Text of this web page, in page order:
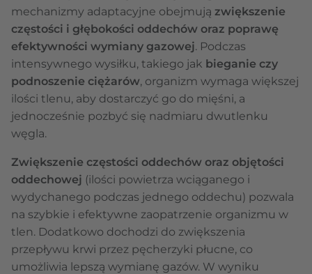
mechanizmy adaptacyjne obejmują zwiększenie
częstości i głębokości oddechów oraz poprawę
efektywności wymiany gazowej. Podczas
intensywnego wysiłku, takiego jak bieganie czy
podnoszenie ciężarów, organizm wymaga większej
ilości tlenu, aby dostarczyć go do mięśni, a
jednocześnie pozbyć się nadmiaru dwutlenku
węgla.
Zwiększenie częstości oddechów oraz objętości
oddechowej (ilości powietrza wciąganego i
wydychanego podczas jednego oddechu) pozwala
na szybkie i efektywne zaopatrzenie organizmu w
tlen. Dodatkowo dochodzi do zwiększenia
przepływu krwi przez pęcherzyki płucne, co
umożliwia lepszą wymianę gazów. W wyniku